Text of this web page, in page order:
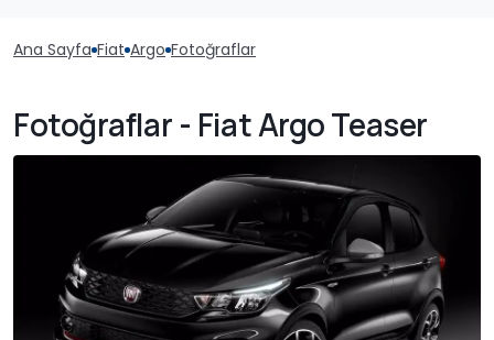
Ana Sayfa Fiat Argo Fotoğraflar
Fotoğraflar - Fiat Argo Teaser